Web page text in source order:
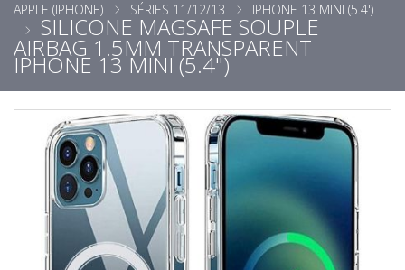
APPLE (IPHONE)
SÉRIES 11/12/13 IPHONE 13 MINI (5.4')
SILICONE MAGSAFE SOUPLE
AIRBAG 1.5MM TRANSPARENT
IPHONE 13 MINI (5.4")